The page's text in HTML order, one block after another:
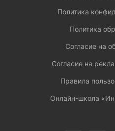
Политика
Политика
Согласие на
Согласие на
Правила
Онлайн-школа